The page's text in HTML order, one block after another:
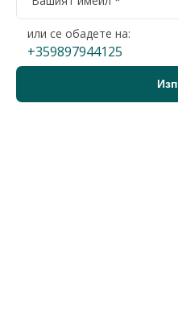
или се обадете на:
+359897944125